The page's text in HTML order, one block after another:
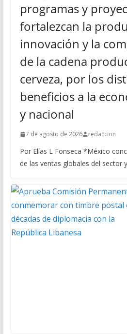
programas y
fortalezcan la
innovación y la
de la cadena
cerveza, por los
beneficios a la
y nacional
7 de agosto de 2026 redaccion
Por Elías L Fonseca *México
de las ventas globales del sector